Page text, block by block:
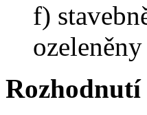
f)
ozeleněny